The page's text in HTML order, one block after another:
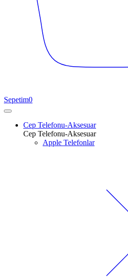
Sepetim0
Cep Telefonu-Aksesuar
Cep Telefonu-Aksesuar
Apple Telefonlar